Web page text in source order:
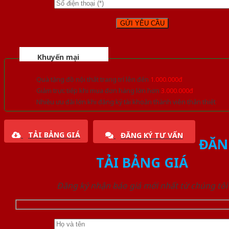
Khuyến mại
Quà tặng đồ nội thất trang trí lên đến 1.000.000đ
Giảm trực tiếp khi mua đơn hàng lớn hơn 3.000.000đ
Nhiều ưu đãi lớn khi đăng ký tài khoản thành viên thân thiết
TẢI BẢNG GIÁ ĐĂNG KÝ TƯ VẤN
TẢI BẢNG GIÁ
Đăng ký nhận báo giá mới nhất từ chúng tôi